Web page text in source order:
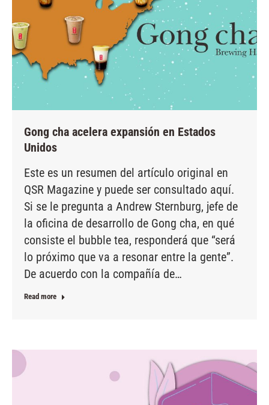
Gong cha acelera expansión en Estados
Unidos
Este es un resumen del artículo original en
QSR Magazine y puede ser consultado aquí.
Si se le pregunta a Andrew Sternburg, jefe de
la oficina de desarrollo de Gong cha, en qué
consiste el bubble tea, responderá que “será
lo próximo que va a resonar entre la gente”.
De acuerdo con la compañía de…
Read more